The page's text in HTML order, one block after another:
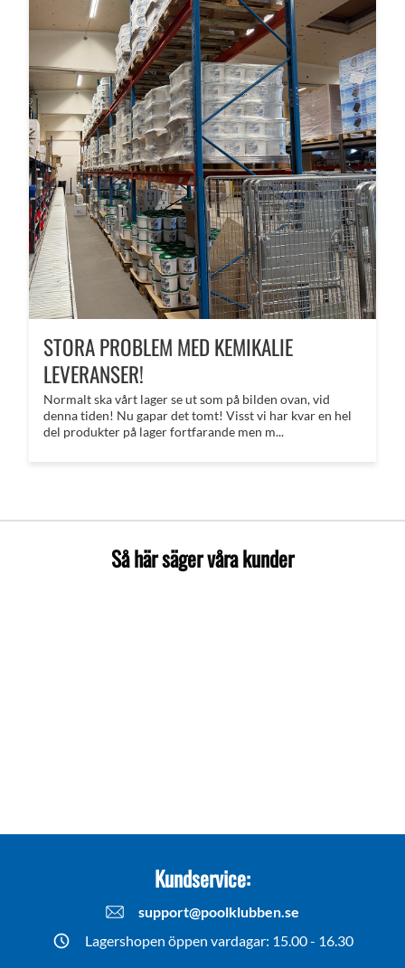
STORA PROBLEM MED KEMIKALIE
LEVERANSER!
Normalt ska vårt lager se ut som på bilden ovan, vid
denna tiden! Nu gapar det tomt! Visst vi har kvar en hel
del produkter på lager fortfarande men m...
Så här säger våra kunder
Kundservice:
support@poolklubben.se
Lagershopen öppen vardagar: 15.00 - 16.30